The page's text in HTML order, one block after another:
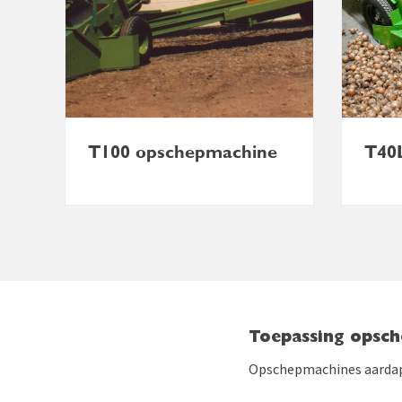
T100 opschepmachine
Toepassing
Opschepmachines